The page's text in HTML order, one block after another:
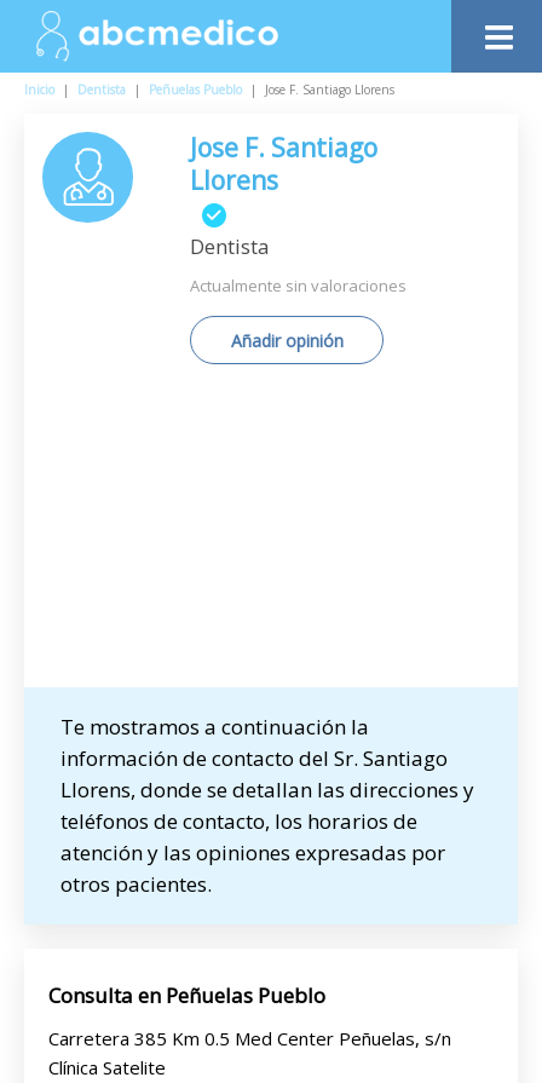
Inicio | Dentista | Peñuelas Pueblo | Jose F. Santiago Llorens
Jose F. Santiago
Llorens
Dentista
Actualmente sin valoraciones
Añadir opinión
Te mostramos a continuación la
información de contacto del Sr. Santiago
Llorens, donde se detallan las direcciones y
teléfonos de contacto, los horarios de
atención y las opiniones expresadas por
otros pacientes.
Consulta en Peñuelas Pueblo
Carretera 385 Km 0.5 Med Center Peñuelas, s/n
Clínica Satelite